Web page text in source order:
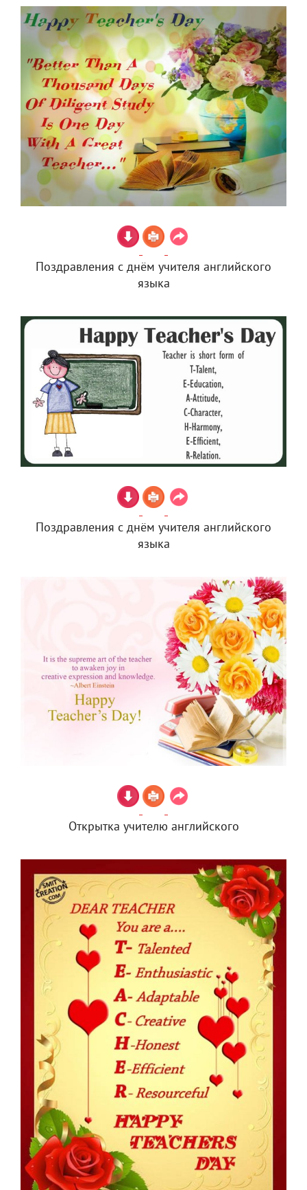
Поздравления с днём учителя английского
языка
Поздравления с днём учителя английского
языка
Открытка учителю английского